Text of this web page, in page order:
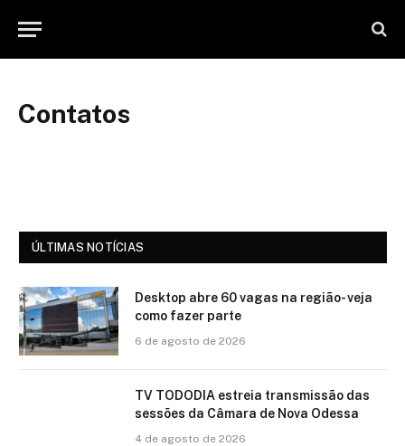
Contatos
ÚLTIMAS NOTÍCIAS
Desktop abre 60 vagas na região- veja
como fazer parte
6 de agosto de 2026
TV TODODIA estreia transmissão das
sessões da Câmara de Nova Odessa
4 de agosto de 2026